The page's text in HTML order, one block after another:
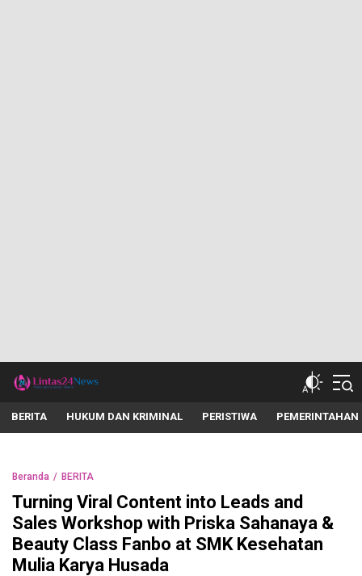
lintas24news.com
Menyingkap Setiap Realita
BERITA HUKUM DAN KRIMINAL PERISTIWA PEMERINTAHAN
Beranda BERITA
Turning Viral Content into Leads and
Sales Workshop with Priska Sahanaya &
Beauty Class Fanbo at SMK Kesehatan
Mulia Karya Husada